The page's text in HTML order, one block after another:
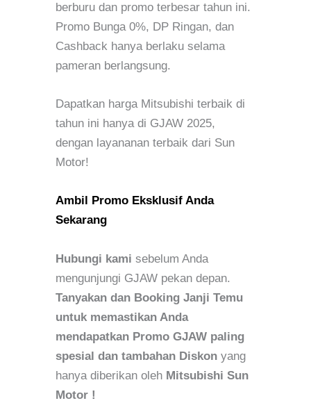
berburu dan promo terbesar tahun ini.
Promo Bunga 0%, DP Ringan, dan
Cashback hanya berlaku selama
pameran berlangsung.
Dapatkan harga Mitsubishi terbaik di
tahun ini hanya di GJAW 2025,
dengan layananan terbaik dari Sun
Motor!
Ambil Promo Eksklusif Anda
Sekarang
Hubungi kami sebelum Anda
mengunjungi GJAW pekan depan.
Tanyakan dan Booking Janji Temu
untuk memastikan Anda
mendapatkan Promo GJAW paling
spesial dan tambahan Diskon yang
hanya diberikan oleh Mitsubishi Sun
Motor !